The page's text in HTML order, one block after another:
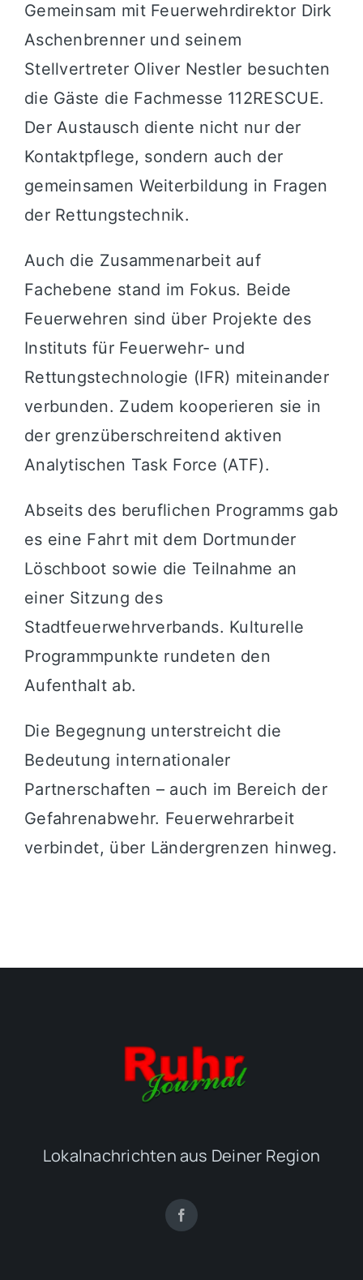
Gemeinsam mit Feuerwehrdirektor Dirk
Aschenbrenner und seinem
Stellvertreter Oliver Nestler besuchten
die Gäste die Fachmesse 112RESCUE.
Der Austausch diente nicht nur der
Kontaktpflege, sondern auch der
gemeinsamen Weiterbildung in Fragen
der Rettungstechnik.
Auch die Zusammenarbeit auf
Fachebene stand im Fokus. Beide
Feuerwehren sind über Projekte des
Instituts für Feuerwehr- und
Rettungstechnologie (IFR) miteinander
verbunden. Zudem kooperieren sie in
der grenzüberschreitend aktiven
Analytischen Task Force (ATF).
Abseits des beruflichen Programms gab
es eine Fahrt mit dem Dortmunder
Löschboot sowie die Teilnahme an
einer Sitzung des
Stadtfeuerwehrverbands. Kulturelle
Programmpunkte rundeten den
Aufenthalt ab.
Die Begegnung unterstreicht die
Bedeutung internationaler
Partnerschaften – auch im Bereich der
Gefahrenabwehr. Feuerwehrarbeit
verbindet, über Ländergrenzen hinweg.
Lokalnachrichten aus Deiner Region